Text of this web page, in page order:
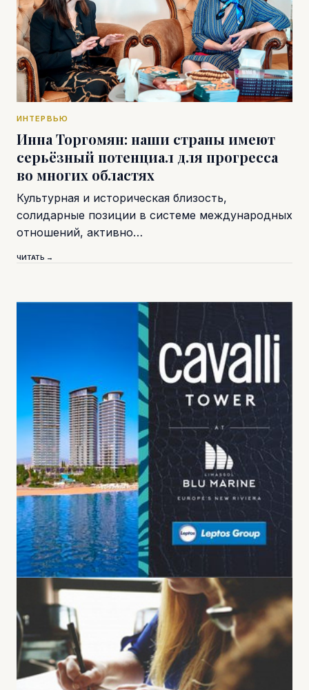
ИНТЕРВЬЮ
Инна Торгомян: наши страны имеют
серьёзный потенциал для прогресса
во многих областях
Культурная и историческая близость,
солидарные позиции в системе международных
отношений, активно…
ЧИТАТЬ →